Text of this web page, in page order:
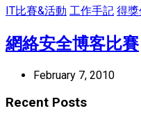
IT比賽&活動 工作手記 得
網絡安全博客比賽
February 7, 2010
Recent Posts